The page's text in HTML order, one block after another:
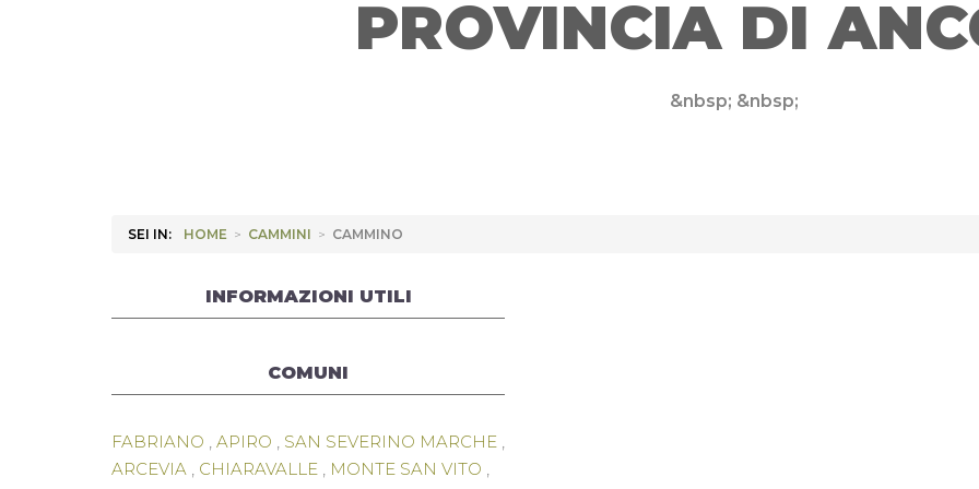
PROVINCIA DI
&nbsp; &nbsp;
SEI IN: HOME > CAMMINI > CAMMINO
INFORMAZIONI UTILI
COMUNI
FABRIANO , APIRO , SAN SEVERINO MARCHE ,
ARCEVIA , CHIARAVALLE , MONTE SAN VITO ,